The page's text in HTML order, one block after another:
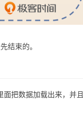
结束的。
把数据加载出来，并且